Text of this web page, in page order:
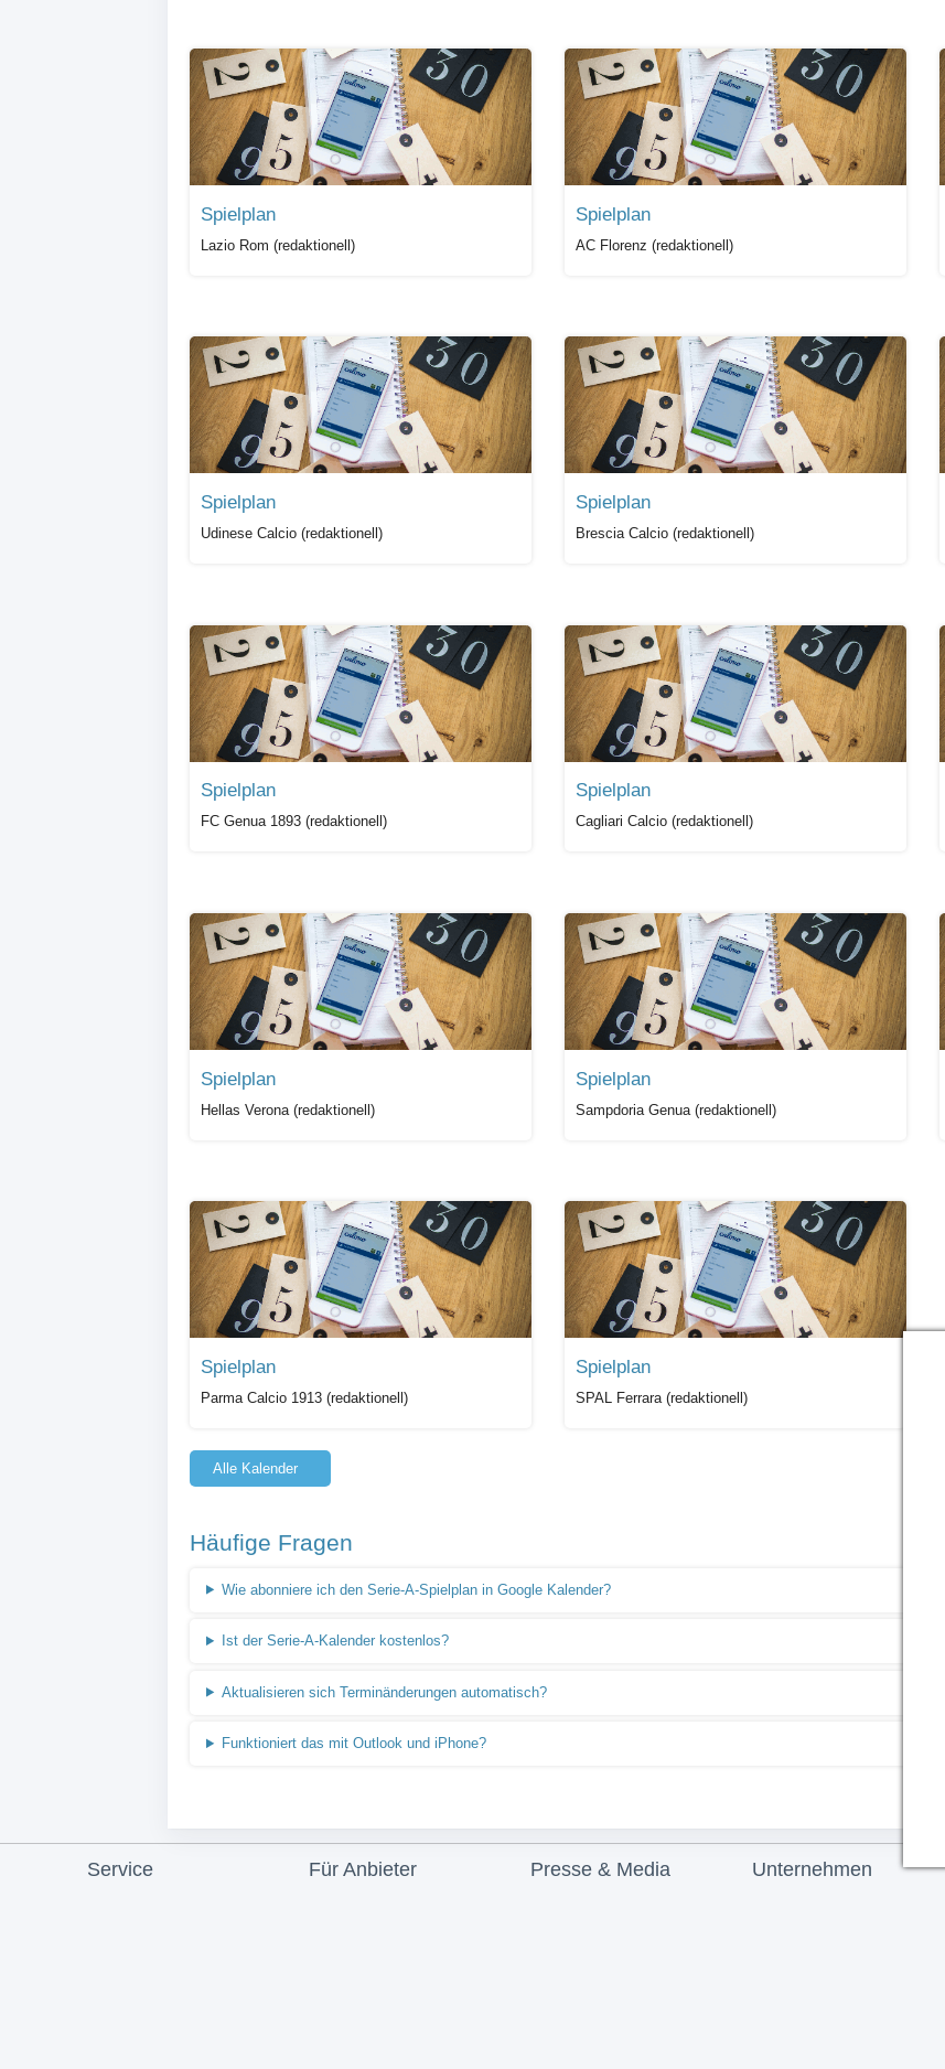
Spielplan
Lazio Rom (redaktionell)
Spielplan
AC Florenz (redaktionell)
Spielplan
Udinese Calcio (redaktionell)
Spielplan
Brescia Calcio (redaktionell)
Spielplan
FC Genua 1893 (redaktionell)
Spielplan
Cagliari Calcio (redaktionell)
Spielplan
Hellas Verona (redaktionell)
Spielplan
Sampdoria Genua (redaktionell)
Spielplan
Parma Calcio 1913 (redaktionell)
Spielplan
SPAL Ferrara (redaktionell)
Alle Kalender
Häufige Fragen
Wie abonniere ich den Serie-A-Spielplan in Google Kalender?
Ist der Serie-A-Kalender kostenlos?
Aktualisieren sich Terminänderungen automatisch?
Funktioniert das mit Outlook und iPhone?
Service Für Anbieter Presse & Media Unternehmen